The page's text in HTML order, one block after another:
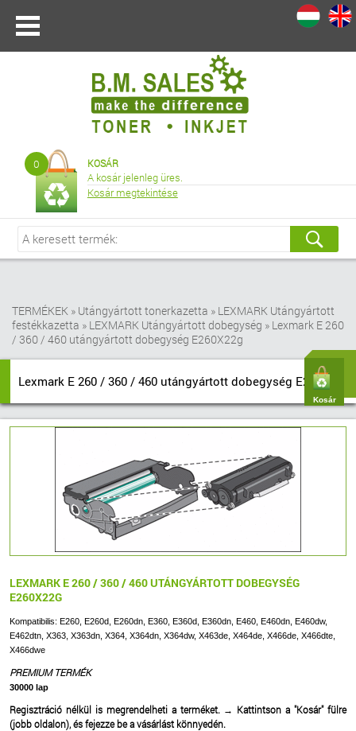
Kosár
0 KOSÁR
A kosár jelenleg üres.
Kosár megtekintése
TERMÉKEK » Utángyártott tonerkazetta » LEXMARK Utángyártott
festékkazetta » LEXMARK Utángyártott dobegység » Lexmark E 260
/ 360 / 460 utángyártott dobegység E260X22g
Lexmark E 260 / 360 / 460 utángyártott dobegység E260X22g
LEXMARK E 260 / 360 / 460 UTÁNGYÁRTOTT DOBEGYSÉG
E260X22G
Kompatibilis: E260, E260d, E260dn, E360, E360d, E360dn, E460, E460dn, E460dw,
E462dtn, X363, X363dn, X364, X364dn, X364dw, X463de, X464de, X466de, X466dte,
X466dwe
PREMIUM TERMÉK
30000 lap
Regisztráció nélkül is megrendelheti a terméket. → Kattintson a "Kosár" fülre
(jobb oldalon), és fejezze be a vásárlást könnyedén.